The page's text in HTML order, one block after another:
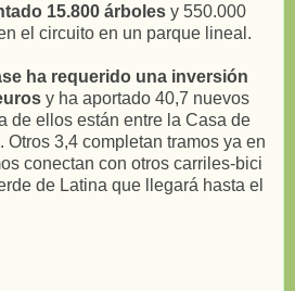
15.800 árboles y 550.000
el circuito en un parque lineal.
ha requerido una inversión
y ha aportado 40,7 nuevos
de ellos están entre la Casa de
3,4 completan tramos ya en
conectan con otros carriles-bici
de Latina que llegará hasta el